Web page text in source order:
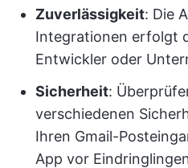
Zuverlässigkeit: Die
Integrationen erfolgt
Entwickler oder
Sicherheit:
verschiedenen
Ihren Gmail-
App vor